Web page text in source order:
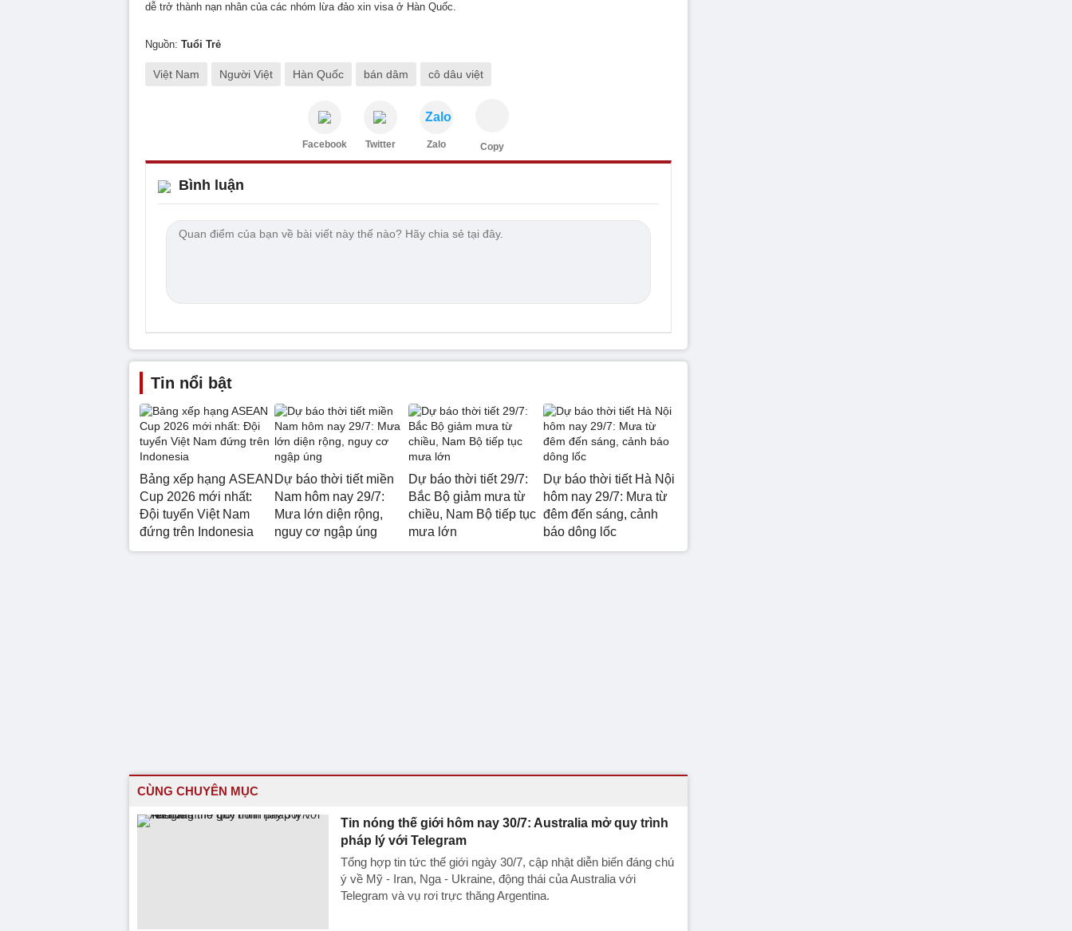
dễ trở thành nạn nhân của các nhóm lừa đảo xin visa ở Hàn Quốc.
Nguồn: Tuổi Trẻ
Việt Nam Người Việt Hàn Quốc bán dâm cô dâu việt
Facebook Twitter
Zalo
Zalo Copy
Bình luận
Tin nổi bật
Bảng xếp hạng ASEAN
Cup 2026 mới nhất:
Đội tuyển Việt Nam
đứng trên Indonesia
Dự báo thời tiết miền
Nam hôm nay 29/7:
Mưa lớn diện rộng,
nguy cơ ngập úng
Dự báo thời tiết 29/7:
Bắc Bộ giảm mưa từ
chiều, Nam Bộ tiếp tục
mưa lớn
Dự báo thời tiết Hà Nội
hôm nay 29/7: Mưa từ
đêm đến sáng, cảnh
báo dông lốc
CÙNG CHUYÊN MỤC
Tin nóng thế giới hôm nay 30/7: Australia mở quy trình
pháp lý với Telegram
Tổng hợp tin tức thế giới ngày 30/7, cập nhật diễn biến đáng chú
ý về Mỹ - Iran, Nga - Ukraine, động thái của Australia với
Telegram và vụ rơi trực thăng Argentina.